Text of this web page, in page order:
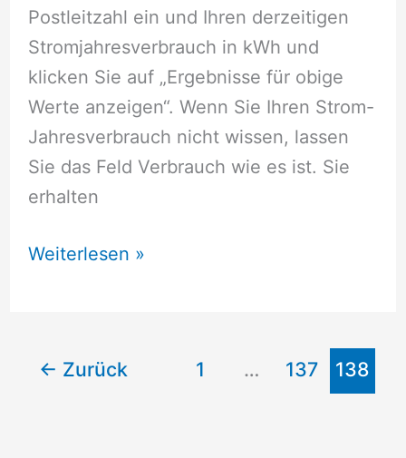
Postleitzahl ein und Ihren derzeitigen
Stromjahresverbrauch in kWh und
klicken Sie auf „Ergebnisse für obige
Werte anzeigen“. Wenn Sie Ihren Strom-
Jahresverbrauch nicht wissen, lassen
Sie das Feld Verbrauch wie es ist. Sie
erhalten
Stromversorger
Weiterlesen »
← Zurück 1 … 137 138